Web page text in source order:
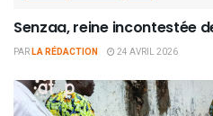
Senzaa, reine incontestée
PARLA RÉDACTION 24 AVRIL 2026